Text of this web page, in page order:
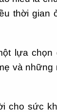
thời gian
lựa chọn
và
cho sức